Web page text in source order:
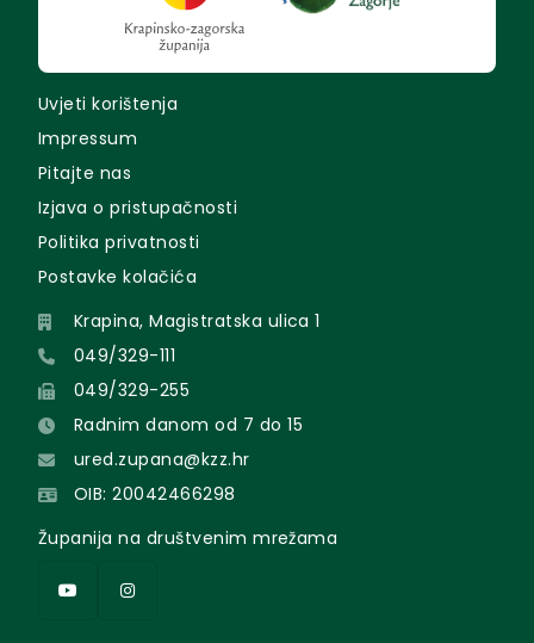
Uvjeti korištenja
Impressum
Pitajte nas
Izjava o pristupačnosti
Politika privatnosti
Postavke kolačića
Krapina, Magistratska ulica 1
049/329-111
049/329-255
Radnim danom od 7 do 15
ured.zupana@kzz.hr
OIB: 20042466298
Županija na društvenim mrežama